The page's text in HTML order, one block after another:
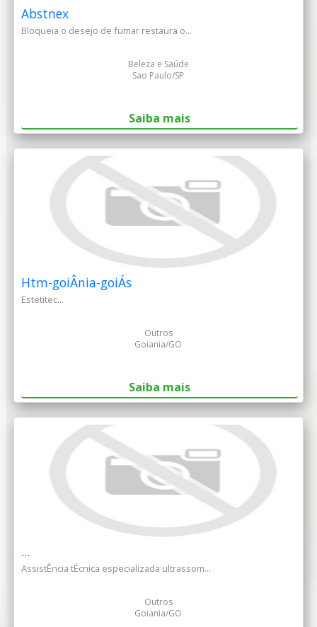
Abstnex
Bloqueia o desejo de fumar restaura o...
Beleza e Saúde
Sao Paulo/SP
Saiba mais
Htm-goiÂnia-goiÁs
Estetitec...
Outros
Goiania/GO
Saiba mais
...
AssistÊncia tÉcnica especializada ultrassom...
Outros
Goiania/GO